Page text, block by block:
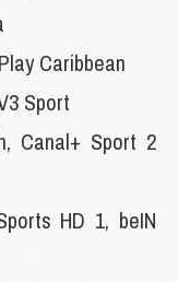
Caribbean
Sport
Canal+ Sport 2
HD 1, beIN